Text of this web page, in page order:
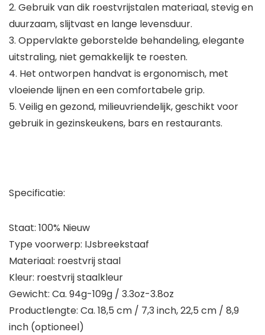
2. Gebruik van dik roestvrijstalen materiaal, stevig en
duurzaam, slijtvast en lange levensduur.
3. Oppervlakte geborstelde behandeling, elegante
uitstraling, niet gemakkelijk te roesten.
4. Het ontworpen handvat is ergonomisch, met
vloeiende lijnen en een comfortabele grip.
5. Veilig en gezond, milieuvriendelijk, geschikt voor
gebruik in gezinskeukens, bars en restaurants.
Specificatie:
Staat: 100% Nieuw
Type voorwerp: IJsbreekstaaf
Materiaal: roestvrij staal
Kleur: roestvrij staalkleur
Gewicht: Ca. 94g-109g / 3.3oz-3.8oz
Productlengte: Ca. 18,5 cm / 7,3 inch, 22,5 cm / 8,9
inch (optioneel)